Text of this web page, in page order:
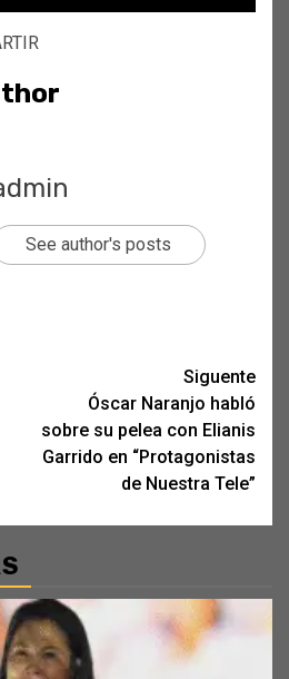
See author's posts
Siguente
Óscar Naranjo habló
sobre su pelea con Elianis
Garrido en “Protagonistas
de Nuestra Tele”